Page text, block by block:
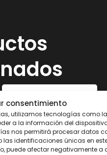
consentimiento
utilizamos tecnologías como
a la información del
nos permitirá procesar datos
identificaciones únicas en
puede afectar negativamente a